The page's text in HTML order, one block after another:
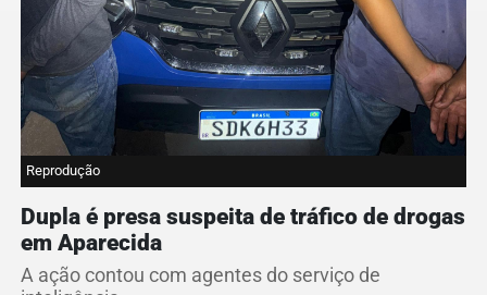
Reprodução
Dupla é presa suspeita de tráfico de drogas
em Aparecida
A ação contou com agentes do serviço de